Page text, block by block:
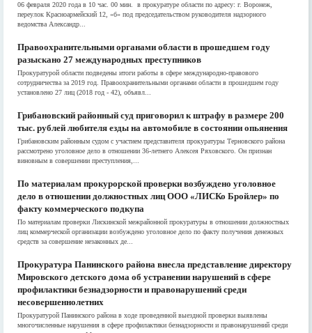
06 февраля 2020 года в 10 час. 00 мин. в прокуратуре области по адресу: г. Воронеж,
переулок Красноармейский 12, «б» под председательством руководителя надзорного
ведомства Александр...
Правоохранительными органами области в прошедшем году
разыскано 27 международных преступников
Прокуратурой области подведены итоги работы в сфере международно-правового
сотрудничества за 2019 год. Правоохранительными органами области в прошедшем году
установлено 27 лиц (2018 год - 42), объявл...
Грибановский районный суд приговорил к штрафу в размере 200
тыс. рублей любителя езды на автомобиле в состоянии опьянения
Грибановским районным судом с участием представителя прокуратуры Терновского района
рассмотрено уголовное дело в отношении 36-летнего Алексея Ряховского. Он признан
виновным в совершении преступления,...
По материалам прокурорской проверки возбуждено уголовное
дело в отношении должностных лиц ООО «ЛИСКо Бройлер» по
факту коммерческого подкупа
По материалам проверки Лискинской межрайонной прокуратуры в отношении должностных
лиц коммерческой организации возбуждено уголовное дело по факту получения денежных
средств за совершение незаконных де...
Прокуратура Панинского района внесла представление директору
Мировского детского дома об устранении нарушений в сфере
профилактики безнадзорности и правонарушений среди
несовершеннолетних
Прокуратурой Панинского района в ходе проведенной выездной проверки выявлены
многочисленные нарушения в сфере профилактики безнадзорности и правонарушений среди